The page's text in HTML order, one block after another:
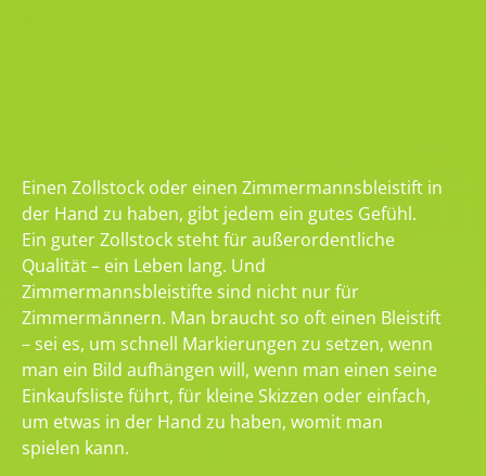
Einen Zollstock oder einen Zimmermannsbleistift in
der Hand zu haben, gibt jedem ein gutes Gefühl.
Ein guter Zollstock steht für außerordentliche
Qualität – ein Leben lang. Und
Zimmermannsbleistifte sind nicht nur für
Zimmermännern. Man braucht so oft einen Bleistift
– sei es, um schnell Markierungen zu setzen, wenn
man ein Bild aufhängen will, wenn man einen seine
Einkaufsliste führt, für kleine Skizzen oder einfach,
um etwas in der Hand zu haben, womit man
spielen kann.